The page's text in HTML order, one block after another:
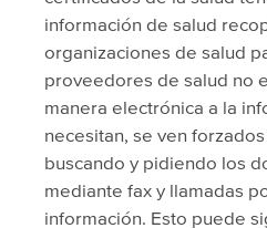
información de salud
organizaciones de salud
proveedores de salud no
manera electrónica a la
necesitan, se ven
buscando y pidiendo los
mediante fax y llamadas
información. Esto puede